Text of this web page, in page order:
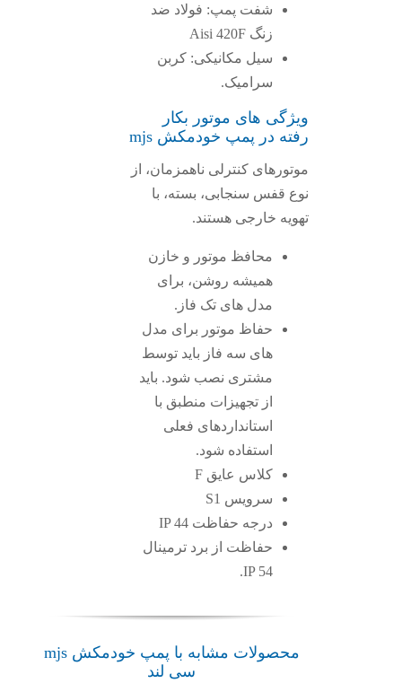
شفت پمپ: فولاد ضد
سیل مکانیکی: کربن
سرامیک.
ویژگی های موتور بکار
رفته در پمپ خودمکش mjs
موتورهای کنترلی ناهمزمان، از
نوع قفس سنجابی، بسته، با
تهویه خارجی هستند.
محافظ موتور و خازن
همیشه روشن، برای
مدل های تک فاز.
حفاظ موتور برای مدل
های سه فاز باید توسط
مشتری نصب شود. باید
از تجهیزات منطبق با
استانداردهای فعلی
استفاده شود.
کلاس عایق F
سرویس S1
درجه حفاظت IP 44
حفاظت از برد ترمینال
محصولات مشابه با پمپ خودمکش mjs
سی لند